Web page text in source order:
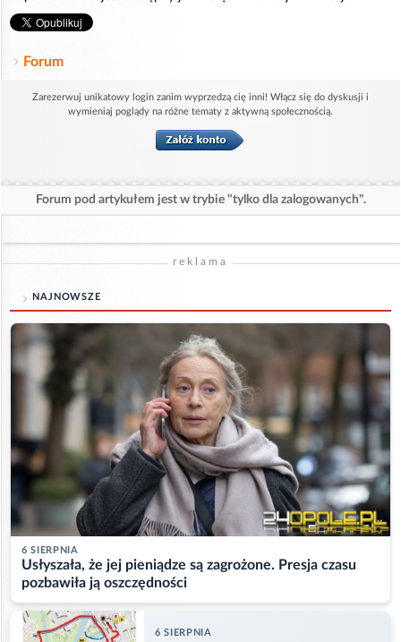
Forum
Zarezerwuj unikatowy login zanim wyprzedzą cię inni! Włącz się do dyskusji i
wymieniaj poglądy na różne tematy z aktywną społecznością.
Forum pod artykułem jest w trybie "tylko dla zalogowanych".
reklama
NAJNOWSZE
6 SIERPNIA
Usłyszała, że jej pieniądze są zagrożone. Presja czasu
pozbawiła ją oszczędności
6 SIERPNIA